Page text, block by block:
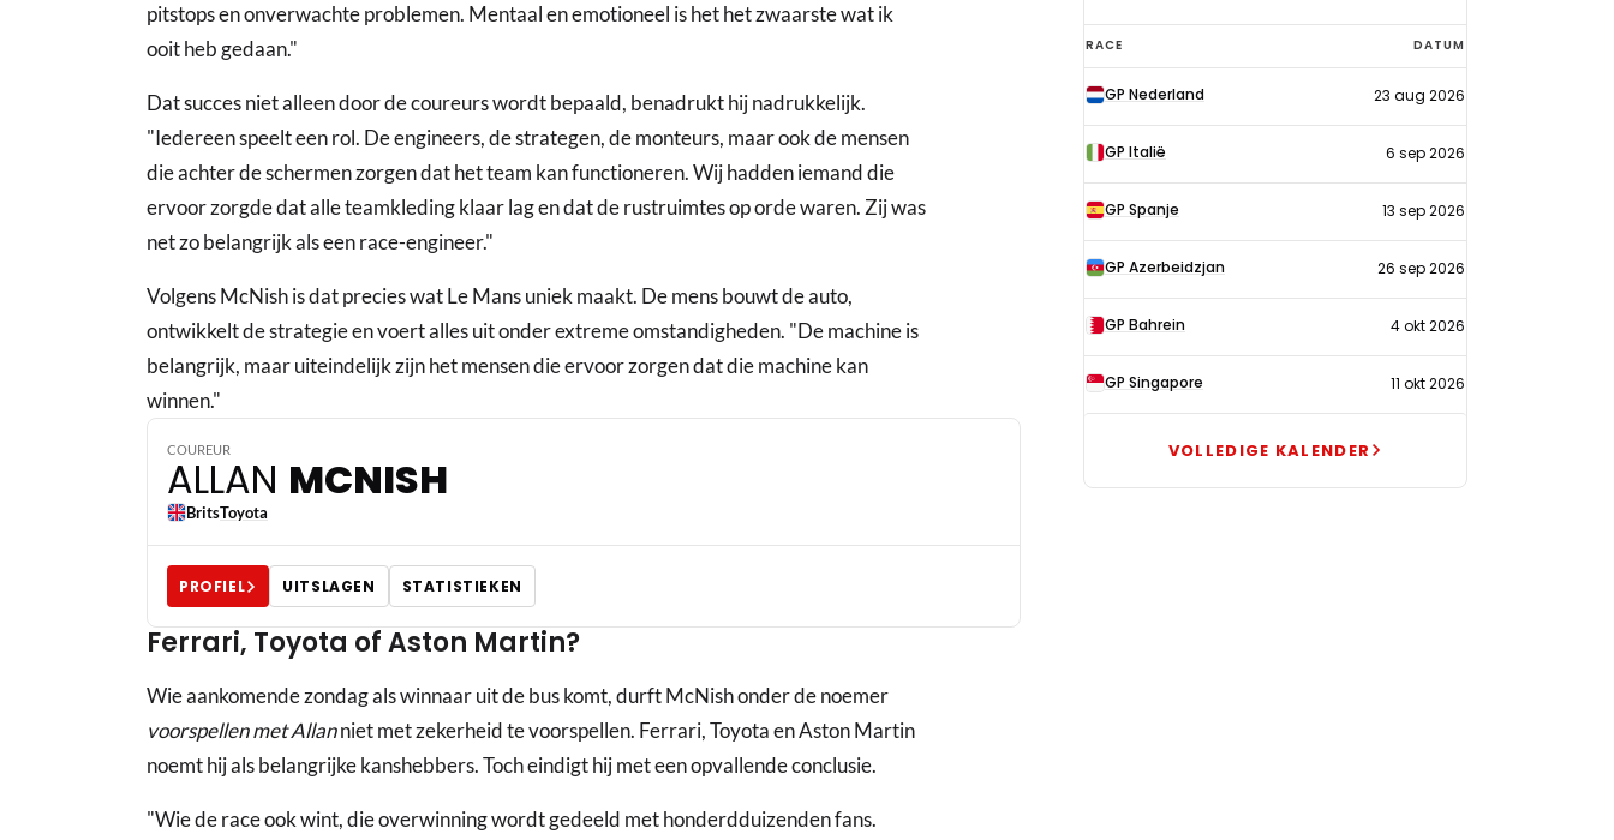
pitstops en onverwachte problemen. Mentaal en emotioneel is het het zwaarste wat ik
ooit heb gedaan."
Dat succes niet alleen door de coureurs wordt bepaald, benadrukt hij nadrukkelijk.
"Iedereen speelt een rol. De engineers, de strategen, de monteurs, maar ook de mensen
die achter de schermen zorgen dat het team kan functioneren. Wij hadden iemand die
ervoor zorgde dat alle teamkleding klaar lag en dat de rustruimtes op orde waren. Zij was
net zo belangrijk als een race-engineer."
Volgens McNish is dat precies wat Le Mans uniek maakt. De mens bouwt de auto,
ontwikkelt de strategie en voert alles uit onder extreme omstandigheden. "De machine is
belangrijk, maar uiteindelijk zijn het mensen die ervoor zorgen dat die machine kan
winnen."
COUREUR
ALLAN MCNISH
BritsToyota
PROFIEL UITSLAGEN STATISTIEKEN
Ferrari, Toyota of Aston Martin?
Wie aankomende zondag als winnaar uit de bus komt, durft McNish onder de noemer
voorspellen met Allanniet met zekerheid te voorspellen. Ferrari, Toyota en Aston Martin
noemt hij als belangrijke kanshebbers. Toch eindigt hij met een opvallende conclusie.
"Wie de race ook wint, die overwinning wordt gedeeld met honderdduizenden fans.
F1-
kalender
2026
RACE DATUM
GP Nederland 23 aug 2026
GP Italië 6 sep 2026
GP Spanje 13 sep 2026
GP Azerbeidzjan 26 sep 2026
GP Bahrein 4 okt 2026
GP Singapore 11 okt 2026
VOLLEDIGE KALENDER